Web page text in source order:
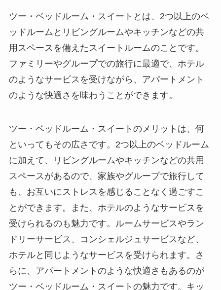
ツー・ベッドルーム・スイートとは、2つ以上のベ
ッドルームとリビングルームやキッチンなどの共
用スペースを備えたスイートルームのことです。
ファミリーやグループでの旅行に最適で、ホテル
のようなサービスを受けながら、アパートメント
のような快適さを味わうことができます。
ツー・ベッドルーム・スイートのメリットは、何
といってもその広さです。2つ以上のベッドルーム
に加えて、リビングルームやキッチンなどの共用
スペースがあるので、家族やグループで旅行して
も、お互いにストレスを感じることなく過ごすこ
とができます。また、ホテルのようなサービスを
受けられるのも魅力です。ルームサービスやラン
ドリーサービス、コンシェルジュサービスなど、
ホテルと同じようなサービスを受けられます。さ
らに、アパートメントのような快適さもあるのが
ツー・ベッドルーム・スイートの魅力です。キッ